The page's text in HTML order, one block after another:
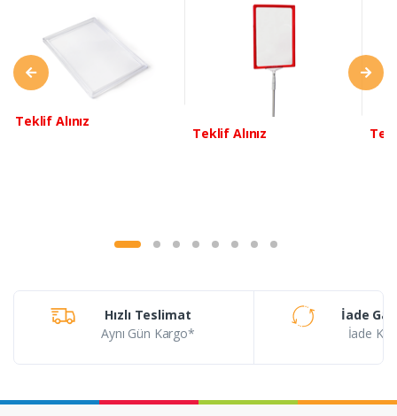
Teklif Alınız
Teklif Alınız
Hızlı Teslimat
Aynı Gün Kargo*
İade
İade